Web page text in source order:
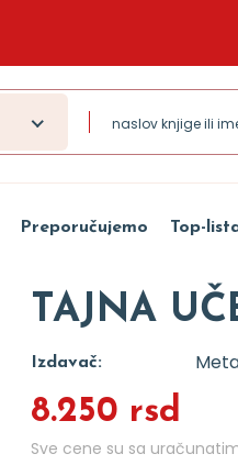
Preporučujemo Top-
TAJNA
Izdavač:
8.250 rsd
Sve cene su sa